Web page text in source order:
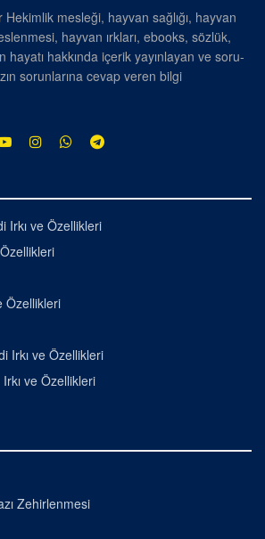
Hekimlik mesleği, hayvan sağlığı, hayvan
hayvan ırkları, ebooks, sözlük,
hakkında içerik yayınlayan ve soru-
sorunlarına cevap veren bilgi
Irkı ve Özellikleri
Özellikleri
Irkı ve Özellikleri
ve Özellikleri
Zehirlenmesi